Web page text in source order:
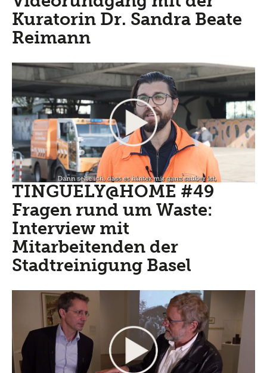
Kuratorin Dr. Sandra Beate
Reimann
TINGUELY@HOME #49
Fragen rund um Waste:
Interview mit
Mitarbeitenden der
Stadtreinigung Basel